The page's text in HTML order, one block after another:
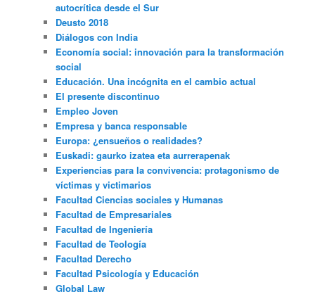
autocrítica desde el Sur
Deusto 2018
Diálogos con India
Economía social: innovación para la transformación
social
Educación. Una incógnita en el cambio actual
El presente discontinuo
Empleo Joven
Empresa y banca responsable
Europa: ¿ensueños o realidades?
Euskadi: gaurko izatea eta aurrerapenak
Experiencias para la convivencia: protagonismo de
víctimas y victimarios
Facultad Ciencias sociales y Humanas
Facultad de Empresariales
Facultad de Ingeniería
Facultad de Teología
Facultad Derecho
Facultad Psicología y Educación
Global Law